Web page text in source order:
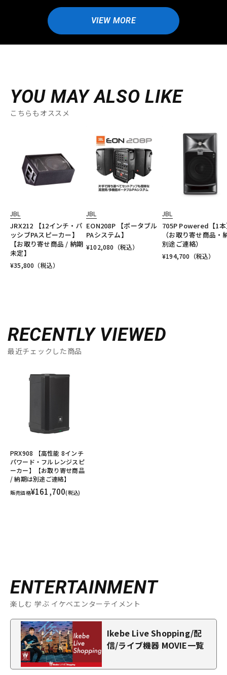
VIEW MORE
YOU MAY ALSO LIKE
こちらもオススメ
JBL
JRX212 【12インチ・パ
ッシブPAスピーカー】
【お取り寄せ商品 / 納期
未定】
¥35,800 （税込）
JBL
EON208P 【ポータブル
PAシステム】
¥102,080 （税込）
JBL
705P Powered【1
（お取り寄せ商品・
別途ご連絡）
¥194,700 （税込）
RECENTLY VIEWED
最近チェックした商品
PRX908 【高性能 8インチ
パワード・フルレンジスピ
ーカー】【お取り寄せ商品
/ 納期は別途ご連絡】
販売価格¥161,700(税込)
ENTERTAINMENT
楽しむ 学ぶ イケベエンターテイメント
Ikebe Live Shopping/配
信/ライブ機器 MOVIE一覧